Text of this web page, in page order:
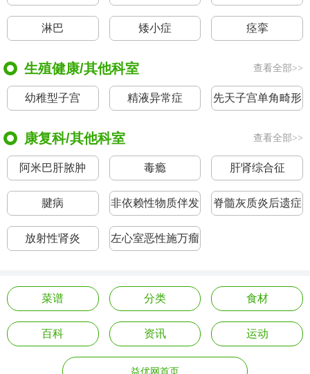
淋巴 矮小症 痉挛
生殖健康/其他科室 查看全部>>
幼稚型子宫 精液异常症 先天子宫单角畸形
康复科/其他科室 查看全部>>
阿米巴肝脓肿 毒瘾 肝肾综合征
腱病
非依赖性物质伴发
依赖
脊髓灰质炎后遗症
放射性肾炎 左心室恶性施万瘤
菜谱 分类 食材
百科 资讯 运动
益优网首页